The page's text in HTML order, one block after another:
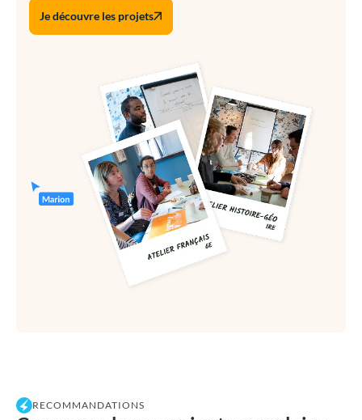
Je découvre les projets
RECOMMANDATIONS